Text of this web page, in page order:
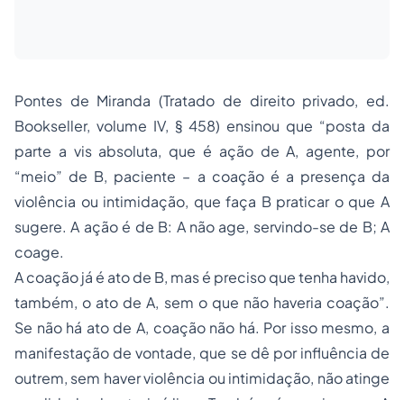
Bookseller, volume IV, § 458) ensinou que “posta da
parte a vis absoluta, que é ação de A, agente, por
“meio” de B, paciente – a coação é a presença da
violência ou intimidação, que faça B praticar o que A
sugere. A ação é de B: A não age, servindo-se de B; A
coage.
A coação já é ato de B, mas é preciso que tenha havido,
também, o ato de A, sem o que não haveria coação”.
Se não há ato de A, coação não há. Por isso mesmo, a
manifestação de vontade, que se dê por influência de
outrem, sem haver violência ou intimidação, não atinge
a validade do ato jurídico. Também é preciso que A